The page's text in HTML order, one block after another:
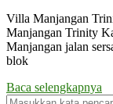
Villa Manjangan
Manjangan Trinity
Manjangan jalan
blok
Baca selengkapnya